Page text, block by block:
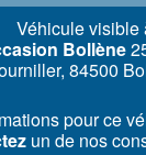
Véhicule visible
Bollène
84500
pour ce
un de nos